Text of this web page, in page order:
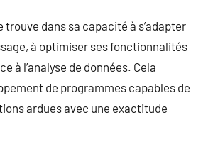
trouve dans sa capacité à s’adapter
à optimiser ses fonctionnalités
à l’analyse de données. Cela
de programmes capables de
ardues avec une exactitude